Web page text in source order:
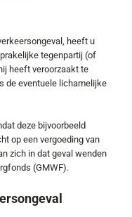
heeft u
tegenpartij (of
heeft veroorzaakt te
de eventuele lichamelijke
deze bijvoorbeeld
op een vergoeding van
zich in dat geval wenden
(GMWF).